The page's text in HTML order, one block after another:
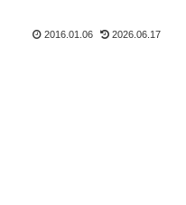
2016.01.06 2026.06.17